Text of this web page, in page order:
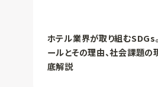
ホテル業界が取り組むSDGs
ールとその理由、社会課題の
底解説